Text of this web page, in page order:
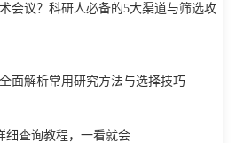
会议？科研人必备的5大渠道与筛选攻
面解析常用研究方法与选择技巧
细查询教程，一看就会